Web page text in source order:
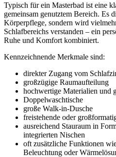
Typisch für ein Masterbad ist eine
gemeinsam genutztem Bereich. Es
Körperpflege, sondern wird
Schlafbereichs verstanden – ein
Ruhe und Komfort kombiniert.
Kennzeichnende Merkmale sind:
direkter Zugang vom
großzügige Raumaufteilung
hochwertige Materialien und
Doppelwaschtische
große Walk-in-Dusche
freistehende oder
ausreichend Stauraum in
integrierten Nischen
oft zusätzliche Funktionen
Beleuchtung oder